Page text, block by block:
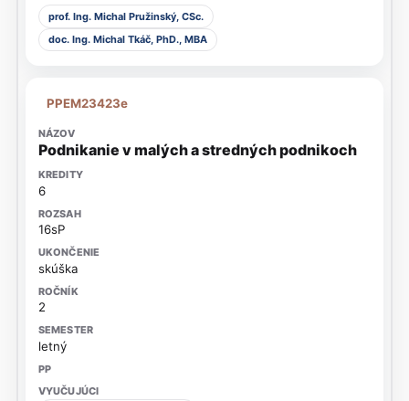
prof. Ing. Michal Pružinský, CSc.
doc. Ing. Michal Tkáč, PhD., MBA
PPEM23423e
Podnikanie v malých a stredných podnikoch
6
16sP
skúška
2
letný